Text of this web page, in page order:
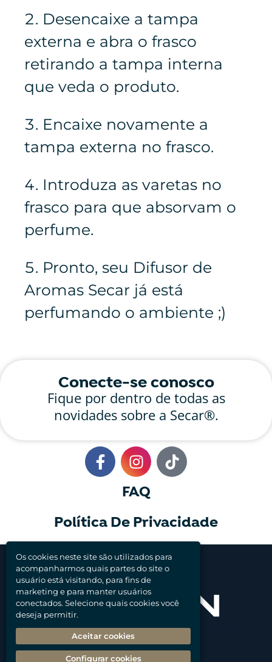
Desencaixe a tampa
externa e abra o frasco
retirando a tampa interna
que veda o produto.
Encaixe novamente a
tampa externa no frasco.
Introduza as varetas no
frasco para que absorvam o
perfume.
Pronto, seu Difusor de
Aromas Secar já está
perfumando o ambiente ;)
Conecte-se conosco
Fique por dentro de todas as
novidades sobre a Secar®.
FAQ
Política De Privacidade
Feito com carinho por:
SOIN CORP LTDA
Os cookies neste site são utilizados para
acompanharmos quais partes do site o
usuário está visitando, para fins de
marketing e para manter usuários
conectados. Selecione quais cookies você
deseja permitir.
Aceitar cookies
Configurar cookies